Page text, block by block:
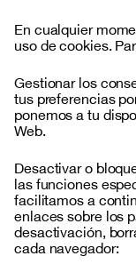
cookies
Analysis or
Analysis
or
En cualquier
uso de cookies.
Gestionar los
tus preferencias
ponemos a tu
Web.
Desactivar o
las funciones
facilitamos a
enlaces sobre los
desactivación,
cada navegador: